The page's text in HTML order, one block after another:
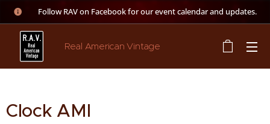
👉 Follow RAV on Facebook for our event calendar and updates.
Real American Vintage
Clock AMI